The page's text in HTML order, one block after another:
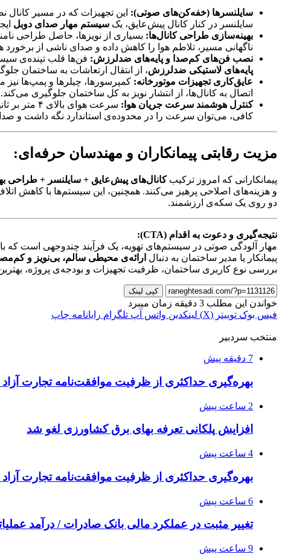
سایلنسرها (خفه‌کن‌های صوتی): این تجهیزات که در مسیر کانال
سایلنسر در کنار کانال پیش‌عایق، یک سیستم مهار صدای دوبل
بهینه‌سازی طراحی کانال‌ها: بسیاری از نویزها، حاصل طراحی
ناگهانی مسیر، تلاطم هوا را کاهش داده و صدای ناشی از برخورد
نصب فن‌های کم‌صدا و پایه‌های ضدلرزش: فن‌ها قلب تپنده‌ی
پایه‌های لاستیکی ضدلرزش، از انتقال ارتعاشات به ساختمان
عایق‌کاری تجهیزات موتورخانه: کمپرسورها، چیلرها و پمپ‌ها
اتصال به کانال‌ها، از انتشار نویز به کل ساختمان جلوگیری می‌کند.
کنترل هوشمند سرعت جریان هوا: سرعت هوای بالای ۴ متر بر ثانیه در کانال‌های اصلی، تقریباً همیشه با تولید نویز همراه است. با استفاده از
کافی، می‌توان سرعت را در محدوده‌ی استاندارد نگه داشت و
مزیت رقابتی پیمانکاران و مهندسان حرفه‌ای:
پیمانکارانی که امروز ترکیبکانال‌های پیش‌عایق + سایلنسر + طراحی
و هزینه‌های اصلاحی پرهیز می‌کنند. همچنین، این سیستم‌ها با کاهش
دو روی یک سکه‌ی ارزشمند.
نتیجه‌گیری و دعوت به اقدام (CTA):
مهار آلودگی صوتی در سیستم‌های تهویه، یک فرآیند چندوجهی است که
پیمانکار یا مدیر ساختمان به دنبال ارائه‌ی محیطی سالم، بی‌نویز و
بررسی نوع کاربری ساختمان، ظرفیت تجهیزات و بودجه‌ی پروژه،
کپی لینک
خواندن این مطلب 3 دقیقه زمان میبرد
فیس بوک توییتر (X) لینکدین واتس آپ تلگرام رایانامه چاپ
منتخب سردبیر
7 دقیقه پیش
بهره‌گیری حداکثری از ظرفیت موافقت‌نامه تجارت آزاد
2 ساعت پیش
افزایش پلکانی تعرفه بهای برق کشاورزی لغو شد
4 ساعت پیش
بهره‌گیری حداکثری از ظرفیت موافقت‌نامه تجارت آزاد
6 ساعت پیش
تغییر مثبت در عملکرد مالی بانک صادرات / درآمد عملیاتی 80 درصد رشد
9 ساعت پیش